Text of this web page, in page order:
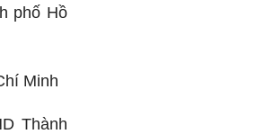
phố Hồ
Minh
Thành